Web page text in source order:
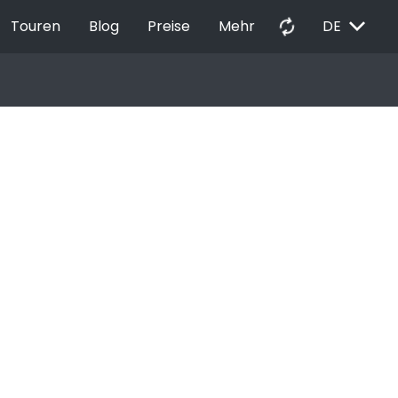
Touren Blog Preise Mehr autorenew DE EXPAND_MORE